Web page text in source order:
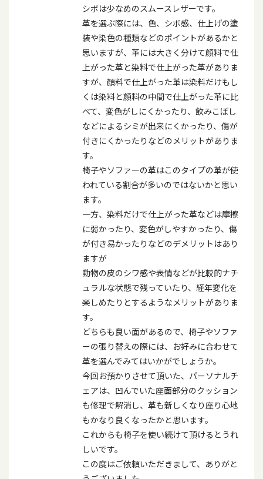
シボは少なめのスムースレザーです。
革を選ぶ際には、色、シボ感、仕上げの塗
装や染色の種類などのポイントがあるかと
思いますが、革には大きく分けて顔料で仕
上がった革と染料で仕上がった革がありま
すが、顔料で仕上がった革は染料だけもし
くは染料と顔料の中間で仕上がった革に比
べて、変色がしにくかったり、飲みこぼし
などによるシミが出来にくかったり、傷が
付きにくかったりなどのメリットがありま
す。
椅子やソファーの革はこのタイプの革が使
われている割合が多いのではないかと思い
ます。
一方、染料だけで仕上がった革などは摩擦
に弱かったり、変色がしやすかったり、傷
が付き易かったりなどのデメリットはあり
ますが
動物の皮のシワ感や表情などが比較的ナチ
ュラルな状態で残っていたり、経年変化を
楽しめたりとするようなメリットがありま
す。
どちらも良い面があるので、椅子やソファ
ーの張り替えの際には、お好みに合わせて
革を選んでみてはいかがでしょうか。
今回お預かりさせて頂いた、パーソナルチ
ェアは、凹んでいた座面部分のクッション
も修理で解消し、革も新しくなり座り心地
もかなり良くなったかと思います。
これからも椅子を使い続けて頂けるとうれ
しいです。
この度はご依頼いただきまして、ありがと